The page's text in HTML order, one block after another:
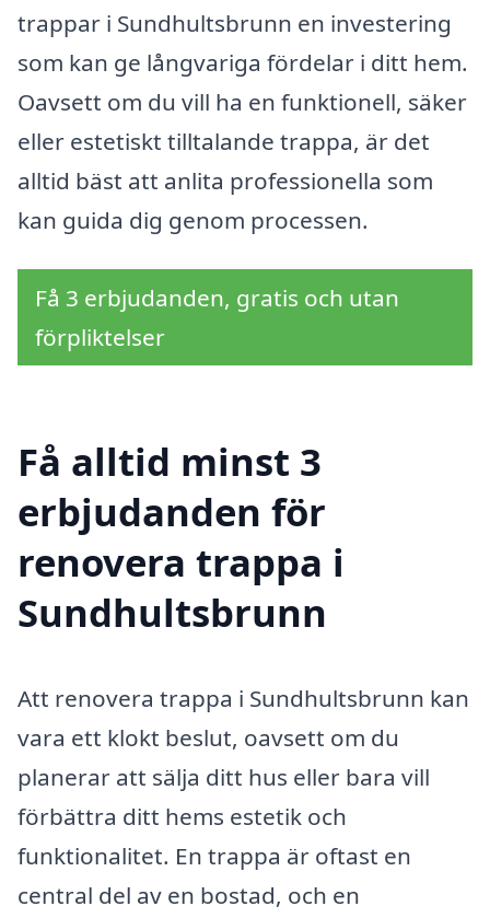
trappar i Sundhultsbrunn en investering
som kan ge långvariga fördelar i ditt hem.
Oavsett om du vill ha en funktionell, säker
eller estetiskt tilltalande trappa, är det
alltid bäst att anlita professionella som
kan guida dig genom processen.
Få 3 erbjudanden, gratis och utan
förpliktelser
Få alltid minst 3
erbjudanden för
renovera trappa i
Sundhultsbrunn
Att renovera trappa i Sundhultsbrunn kan
vara ett klokt beslut, oavsett om du
planerar att sälja ditt hus eller bara vill
förbättra ditt hems estetik och
funktionalitet. En trappa är oftast en
central del av en bostad, och en